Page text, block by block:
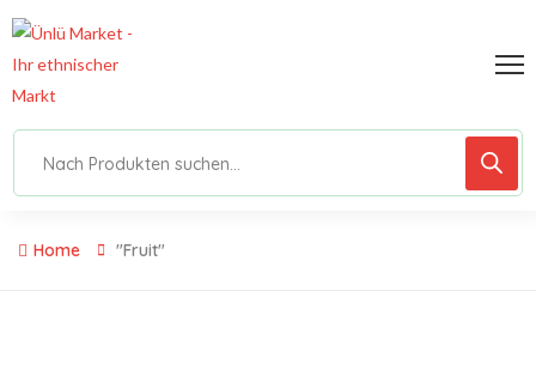
Home "Fruit"